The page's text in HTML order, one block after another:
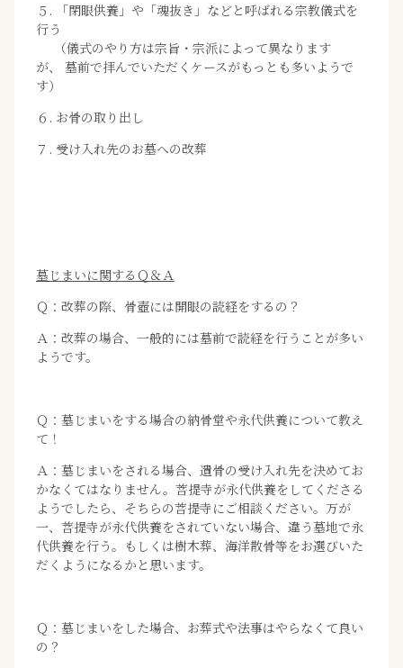
５. 「閉眼供養」や「魂抜き」などと呼ばれる宗教儀式を
行う
（儀式のやり方は宗旨・宗派によって異なります
が、 墓前で拝んでいただくケースがもっとも多いようで
す）
６. お骨の取り出し
７. 受け入れ先のお墓への改葬
墓じまいに関するＱ＆Ａ
Ｑ：改葬の際、骨壺には開眼の読経をするの？
Ａ：改葬の場合、一般的には墓前で読経を行うことが多い
ようです。
Ｑ：墓じまいをする場合の納骨堂や永代供養について教え
て！
Ａ：墓じまいをされる場合、遺骨の受け入れ先を決めてお
かなくてはなりません。菩提寺が永代供養をしてくださる
ようでしたら、そちらの菩提寺にご相談ください。万が
一、菩提寺が永代供養をされていない場合、違う墓地で永
代供養を行う。もしくは樹木葬、海洋散骨等をお選びいた
だくようになるかと思います。
Ｑ：墓じまいをした場合、お葬式や法事はやらなくて良い
の？